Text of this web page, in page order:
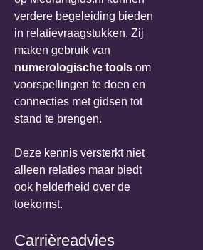
verdere begeleiding bieden
in relatievraagstukken. Zij
maken gebruik van
numerologische tools om
voorspellingen te doen en
connecties met gidsen tot
stand te brengen.
Deze kennis versterkt niet
alleen relaties maar biedt
ook helderheid over de
toekomst.
Carrièreadvies